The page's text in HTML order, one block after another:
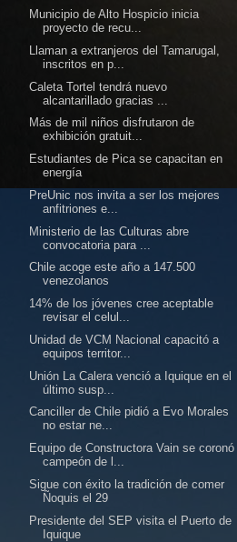
Municipio de Alto Hospicio inicia
proyecto de recu...
Llaman a extranjeros del Tamarugal,
inscritos en p...
Caleta Tortel tendrá nuevo
alcantarillado gracias ...
Más de mil niños disfrutaron de
exhibición gratuit...
Estudiantes de Pica se capacitan en
energía
PreUnic nos invita a ser los mejores
anfitriones e...
Ministerio de las Culturas abre
convocatoria para ...
Chile acoge este año a 147.500
venezolanos
14% de los jóvenes cree aceptable
revisar el celul...
Unidad de VCM Nacional capacitó a
equipos territor...
Unión La Calera venció a Iquique en el
último susp...
Canciller de Chile pidió a Evo Morales
no estar ne...
Equipo de Constructora Vain se coronó
campeón de l...
Sigue con éxito la tradición de comer
Ñoquis el 29
Presidente del SEP visita el Puerto de
Iquique